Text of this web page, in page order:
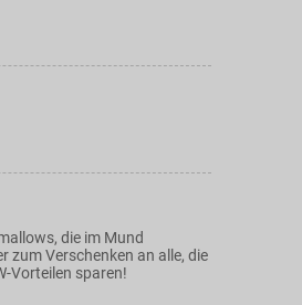
die im Mund
zum Verschenken an alle, die
Vorteilen sparen!